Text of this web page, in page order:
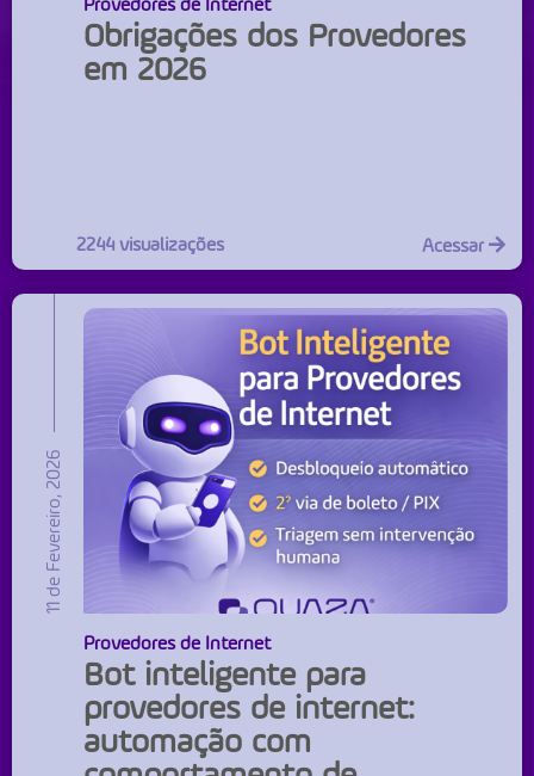
Obrigações dos Provedores
em 2026
2244 visualizações Acessar
11 de Fevereiro, 2026
Provedores de Internet
Bot inteligente para
provedores de internet:
automação com